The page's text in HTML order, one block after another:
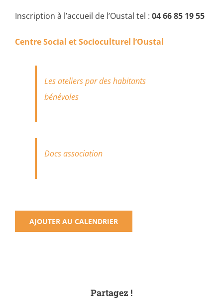
Inscription à l’accueil de l’Oustal tel : 04 66 85 19 55
Centre Social et Socioculturel l’Oustal
Les ateliers par des habitants
bénévoles
Docs association
AJOUTER AU CALENDRIER
Partagez !